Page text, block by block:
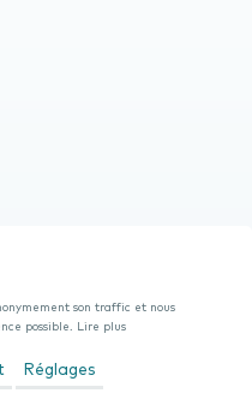
son traffic et nous
possible. Lire plus
Réglages